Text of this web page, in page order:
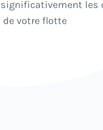
significativement les
de votre flotte